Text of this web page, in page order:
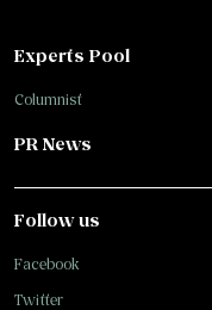
Experts Pool
Columnist
PR News
Follow us
Facebook
Twitter